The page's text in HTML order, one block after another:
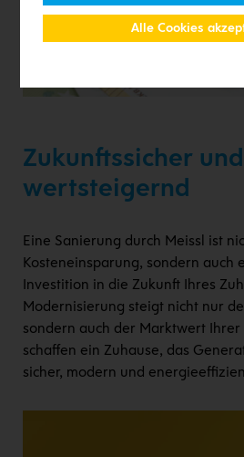
Zukunftssicher und
wertsteigernd
Eine Sanierung durch Meissl ist
Kosteneinsparung, sondern auch
Investition in die Zukunft Ihres
Modernisierung steigt nicht nur
sondern auch der Marktwert Ihrer
schaffen ein Zuhause, das
sicher, modern und
Alle Cookies